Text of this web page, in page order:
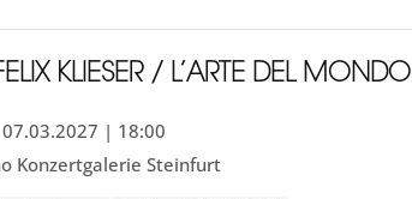
KLIESER / L’ARTE DEL MONDO
| 18:00
Konzertgalerie Steinfurt